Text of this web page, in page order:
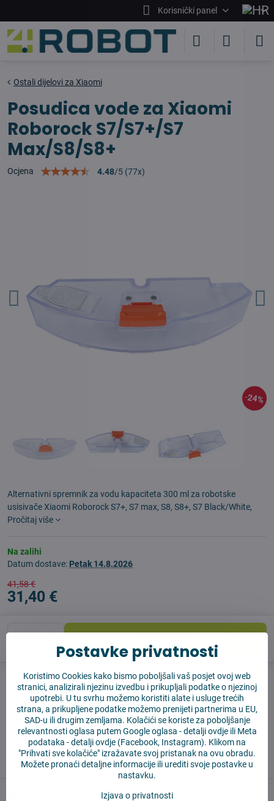
Korisnički panel
24%
Ostali dijelovi za Xiaomi
Posudica vode za Xiaomi
Roborock S7/S7+/S7
Max/S8/S8+
Ocjena 4.48/5 (77x)
Alternativni spremnik za vodu kapaciteta 300 ml za robotske
usisivače Xiaomi Roborock S7+, S7 max, S8, S8+, S7 Black/White,
Pročitaj više
Na zalihi
Datum dostave: Petak 14.8.2026
41,58 €
31,40 €
Pas čuvar Shippings
Proizvođač:Vysajto.sk
✅ Spremno za slanje odmah
✅ BESPLATNA dostava iznad 55 EUR
✅ 14 dana za povrat robe
Postavke privatnosti
Koristimo Cookies kako bismo poboljšali vaš posjet ovoj web
stranici, analizirali njezinu izvedbu i prikupljali podatke o njezinoj
upotrebi. U tu svrhu možemo koristiti alate i usluge trećih
strana, a prikupljene podatke možemo prenijeti partnerima u EU,
SAD-u ili drugim zemljama. Kolačići se koriste za poboljšanje
relevantnosti oglasa putem Google oglasa -detalji ovdjeili Meta
podataka -detalji ovdje (Facebook, Instagram). Klikom na
"Prihvati sve kolačiće" izražavate svoj pristanak na ovu obradu.
Možete pronaći detaljne informacije ili urediti svoje postavke u
nastavku.
Izjava o privatnosti